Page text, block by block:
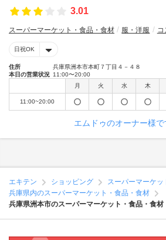
3.01
スーパーマーケット・食品・食材 服・洋服 コ
日祝OK
住所
兵庫県洲本市本町７丁目４－４８
本日の営業状況 11:00〜20:00
月
火 水 木
11:00~20:00
エムドゥのオーナー様で
エキテン ショッピング
スーパーマーケ
兵庫県内のスーパーマーケット・食品・食材
兵庫県洲本市のスーパーマーケット・食品・食材